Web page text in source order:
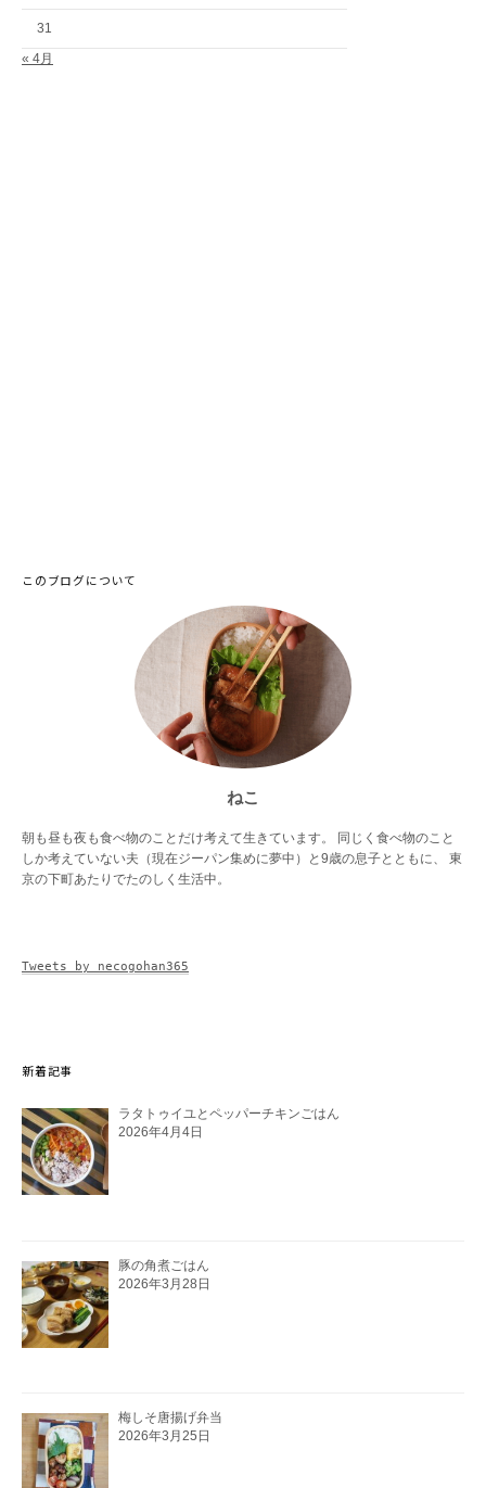
31
« 4月
このブログについて
ねこ
朝も昼も夜も食べ物のことだけ考えて生きています。 同じく食べ物のこと
しか考えていない夫（現在ジーパン集めに夢中）と9歳の息子とともに、 東
京の下町あたりでたのしく生活中。
Tweets by necogohan365
新着記事
ラタトゥイユとペッパーチキンごはん
2026年4月4日
豚の角煮ごはん
2026年3月28日
梅しそ唐揚げ弁当
2026年3月25日